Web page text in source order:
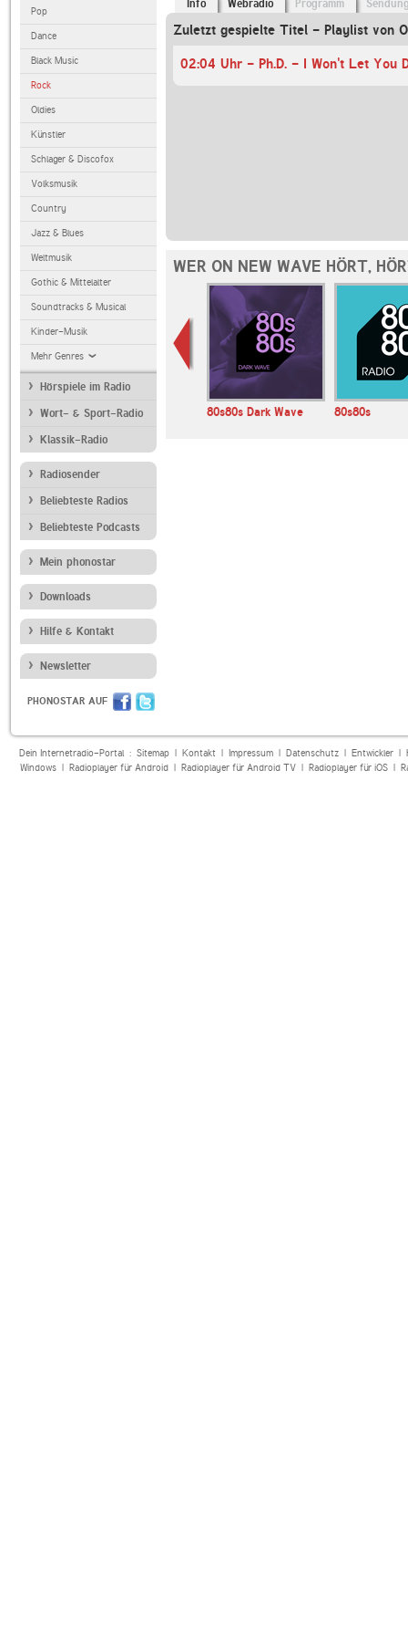
Pop
Dance
Black Music
Rock
Oldies
Künstler
Schlager & Discofox
Volksmusik
Country
Jazz & Blues
Weltmusik
Gothic & Mittelalter
Soundtracks & Musical
Kinder-Musik
Mehr Genres
Hörspiele im Radio
Wort- & Sport-Radio
Klassik-Radio
Radiosender
Beliebteste Radios
Beliebteste Podcasts
Mein phonostar
Downloads
Hilfe & Kontakt
Newsletter
PHONOSTAR AUF
Info Webradio Programm
Zuletzt gespielte Titel - Playlist von
02:04 Uhr - Ph.D. - I Won't Let You
WER ON NEW WAVE HÖRT,
Welle Tormented Radio 80s80s Dark Wave 80s80s
Dein Internetradio-Portal : Sitemap| Kontakt| Impressum| Datenschutz| Entwickler|
Windows| Radioplayer für Android| Radioplayer für Android TV| Radioplayer für iOS|